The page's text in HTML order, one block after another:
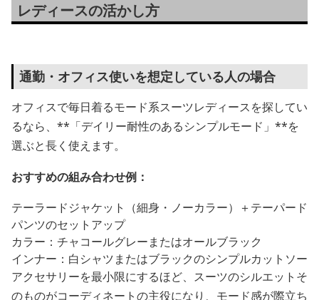
レディースの活かし方
通勤・オフィス使いを想定している人の場合
オフィスで毎日着るモード系スーツレディースを探してい
るなら、**「デイリー耐性のあるシンプルモード」**を
選ぶと長く使えます。
おすすめの組み合わせ例：
テーラードジャケット（細身・ノーカラー）＋テーパード
パンツのセットアップ
カラー：チャコールグレーまたはオールブラック
インナー：白シャツまたはブラックのシンプルカットソー
アクセサリーを最小限にするほど、スーツのシルエットそ
のものがコーディネートの主役になり、モード感が際立ち